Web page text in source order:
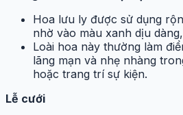
Hoa lưu ly được sử dụng
nhờ vào màu xanh dịu
Loài hoa này thường làm
lãng mạn và nhẹ nhàng
hoặc trang trí sự kiện.
Lễ cưới